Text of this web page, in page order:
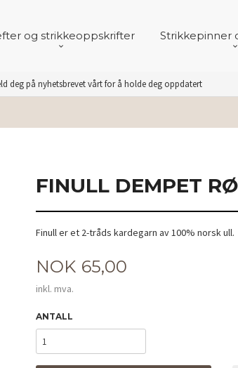
deg på nyhetsbrevet vårt for å holde deg oppdatert
og strikkeoppskrifter Strikkepinner
FINULL DEMPET
Finull er et 2-tråds kardegarn av 100% norsk ull.
Pris
NOK 65,00
inkl. mva.
ANTALL